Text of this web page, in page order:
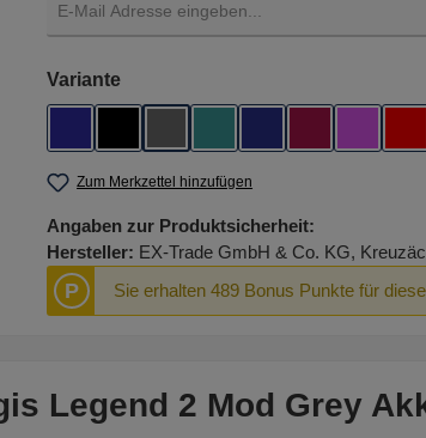
Varianteauswählen
Zum Merkzettel hinzufügen
Angaben zur Produktsicherheit:
Hersteller: EX-Trade GmbH & Co. KG,
P Sie erhalten 489 Bonus Punkte für
Legend 2 Mod Grey